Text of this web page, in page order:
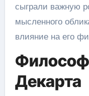
сыграли важную
мысленного
влияние на его
Декарта